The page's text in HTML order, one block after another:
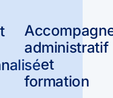
administratif
et
formation